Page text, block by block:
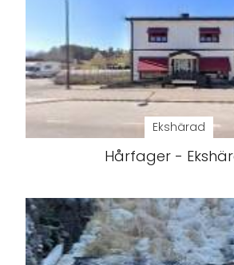
Ekshärad
Hårfager -